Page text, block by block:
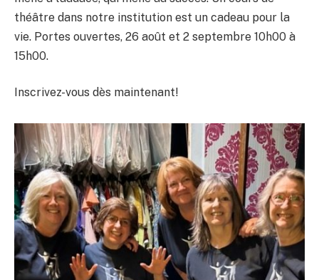
théâtre dans notre institution est un cadeau pour la
vie. Portes ouvertes, 26 août et 2 septembre 10h00 à
15h00.
Inscrivez-vous dès maintenant!